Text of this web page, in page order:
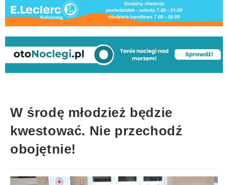
W środę młodzież będzie
kwestować. Nie przechodź
obojętnie!